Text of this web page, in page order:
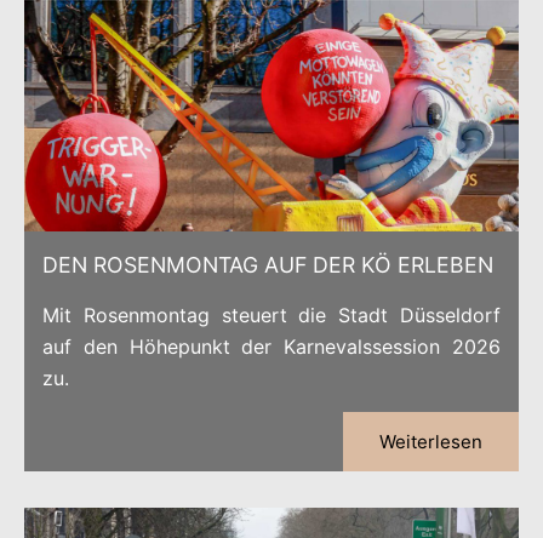
DEN ROSENMONTAG AUF DER KÖ ERLEBEN
Mit Rosenmontag steuert die Stadt Düsseldorf
auf den Höhepunkt der Karnevalssession 2026
zu.
Weiterlesen